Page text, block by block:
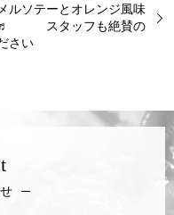
ルソテーとオレンジ風味
た♬ スタッフも絶賛の
ください